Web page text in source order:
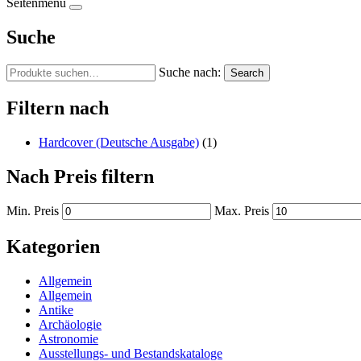
Seitenmenü
Suche
Suche nach: Search
Filtern nach
Hardcover (Deutsche Ausgabe) (1)
Nach Preis filtern
Min. Preis Max. Preis
Kategorien
Allgemein
Allgemein
Antike
Archäologie
Astronomie
Ausstellungs- und Bestandskataloge